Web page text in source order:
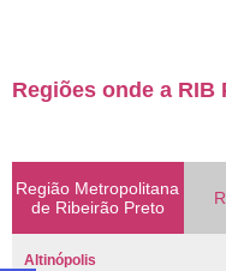
Regiões onde a RIB
Região Metropolitana
de Ribeirão Preto
Altinópolis